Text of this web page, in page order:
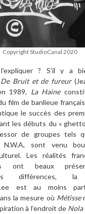
Copyright StudioCanal 2020
? S’il y a
De Bruit et de fureur
1989, La Haine
film de banlieue
le succès des
les débuts du «
de groupes tels
sont venu
Les réalités
ont beaux
différences, la
Lee est au moins
la mesure où Métisse
à l’endroit de Nola